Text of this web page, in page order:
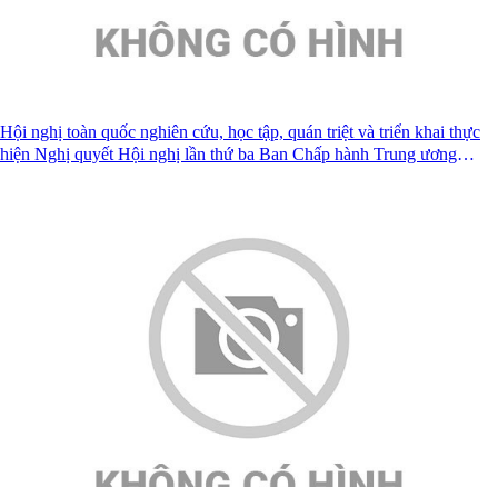
Hội nghị toàn quốc nghiên cứu, học tập, quán triệt và triển khai thực
hiện Nghị quyết Hội nghị lần thứ ba Ban Chấp hành Trung ương